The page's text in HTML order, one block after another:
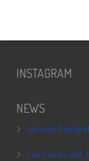
INSTAGRAM
NEWS
Servizio
Con l’arrivo del